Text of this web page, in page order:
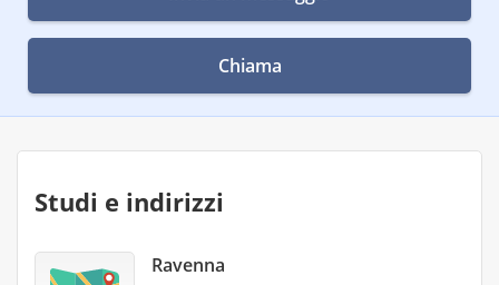
Chiama
Studi e indirizzi
Ravenna